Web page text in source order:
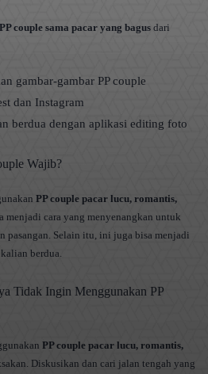
PP couple sama pacar yang bagus dari
gambar-gambar PP couple
dan Instagram
berdua dengan aplikasi editing foto
Wajib?
PP couple pacar lucu, romantis,
menjadi cara yang menyenangkan untuk
pasangan. Selain itu, ini juga bisa menjadi
berdua.
Tidak Ingin Menggunakan PP
PP couple pacar lucu, romantis,
Diskusikan dan cari jalan tengah yang